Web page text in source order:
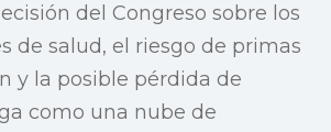
del Congreso sobre los
de salud, el riesgo de primas
y la posible pérdida de
como una nube de